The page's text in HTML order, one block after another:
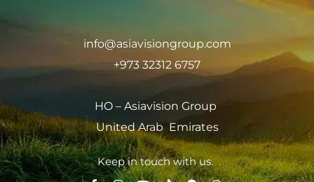
info@asiavisiongroup.com
+973 32312 6757
HO – Asiavision Group
United Arab Emirates
Keep in touch with us.